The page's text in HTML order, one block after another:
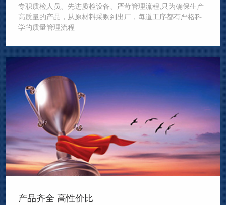
专职质检人员、先进质检设备、严苛管理流程,只为确保生产
高质量的产品，从原材料采购到出厂，每道工序都有严格科
学的质量管理流程
产品齐全 高性价比